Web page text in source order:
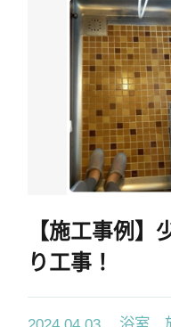
東海圏
関西圏
【施工事例
り工事！
浴室